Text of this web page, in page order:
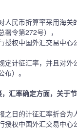
民币折算率采用海关
令第272号），
权中国外汇交易中
计征汇率，并且对
）。
汇率确定方面，关于
日的计征汇率折合为
权中国外汇交易中